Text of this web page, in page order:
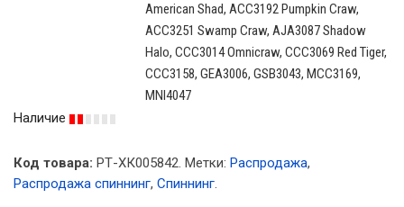
American Shad, ACC3192 Pumpkin Craw,
ACC3251 Swamp Craw, AJA3087 Shadow
Halo, CCC3014 Omnicraw, CCC3069 Red Tiger,
CCC3158, GEA3006, GSB3043, MCC3169,
MNI4047
Наличие
Код товара: РТ-ХК005842. Метки: Распродажа,
Распродажа спиннинг, Спиннинг.